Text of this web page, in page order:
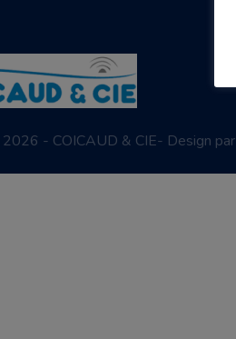
2026 - COICAUD & CIE- Design par